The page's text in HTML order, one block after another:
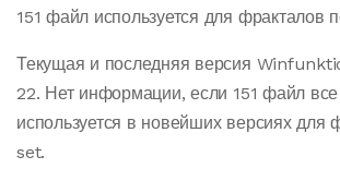
151 файл используется для фракталов
Текущая и последняя версия
22. Нет информации, если 151 файл
используется в новейших версиях для
set.